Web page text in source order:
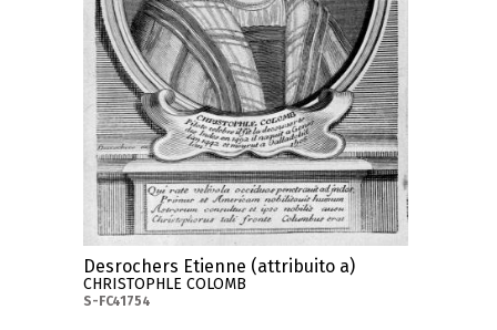
Desrochers Etienne (attribuito a)
CHRISTOPHLE COLOMB
S-FC41754